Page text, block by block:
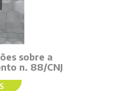
sobre a
n. 88/CNJ